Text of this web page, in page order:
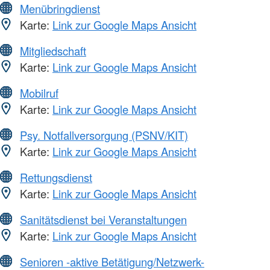
Menübringdienst
Karte: Link zur Google Maps Ansicht
Mitgliedschaft
Karte: Link zur Google Maps Ansicht
Mobilruf
Karte: Link zur Google Maps Ansicht
Psy. Notfallversorgung (PSNV/KIT)
Karte: Link zur Google Maps Ansicht
Rettungsdienst
Karte: Link zur Google Maps Ansicht
Sanitätsdienst bei Veranstaltungen
Karte: Link zur Google Maps Ansicht
Senioren -aktive Betätigung/Netzwerk-